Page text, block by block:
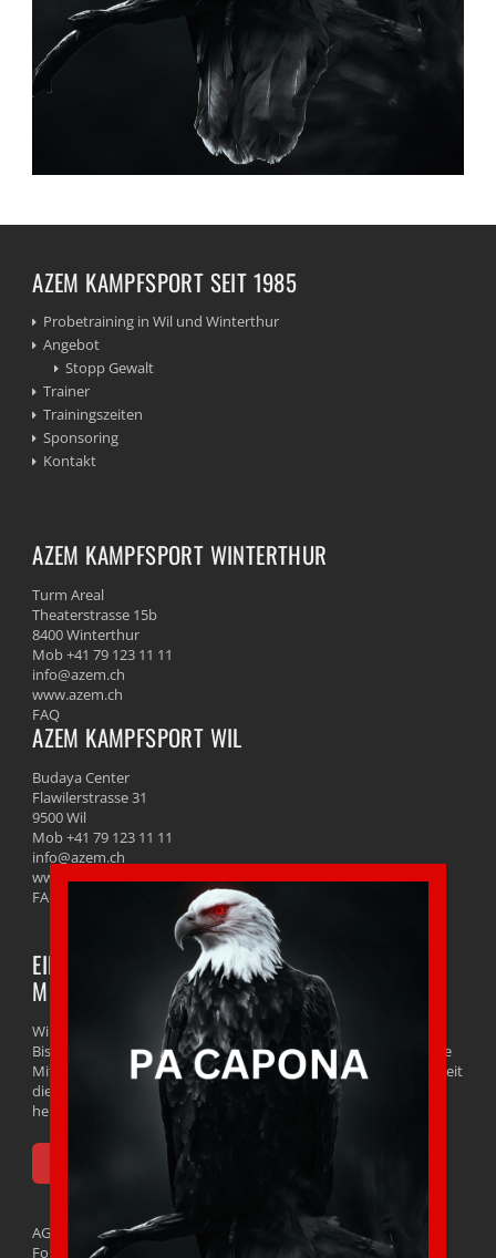
AZEM KAMPFSPORT SEIT 1985
Probetraining in Wil und Winterthur
Angebot
Stopp Gewalt
Trainer
Trainingszeiten
Sponsoring
Kontakt
AZEM KAMPFSPORT WINTERTHUR
Turm Areal
Theaterstrasse 15b
8400 Winterthur
Mob +41 79 123 11 11
info@azem.ch
www.azem.ch
FAQ
AZEM KAMPFSPORT WIL
Budaya Center
Flawilerstrasse 31
9500 Wil
Mob +41 79 123 11 11
info@azem.ch
www.azem.ch
FAQ
EINSTIEG UND PROBETRAINING IST JEDERZEIT
MÖGLICH
Winterthur und Wil SG
Bist du daran interessiert, unsere Kampfsportschule und unsere
Mitglieder kennenzulernen? Kein Problem! Wir bieten dir jederzeit
die Möglichkeit eines kostenlosen Probetrainings. Buche noch
heute dein kostenloses Probetraining direkt online!
HIER GRATIS PROBETRAINING BUCHEN
AGB
Follow us